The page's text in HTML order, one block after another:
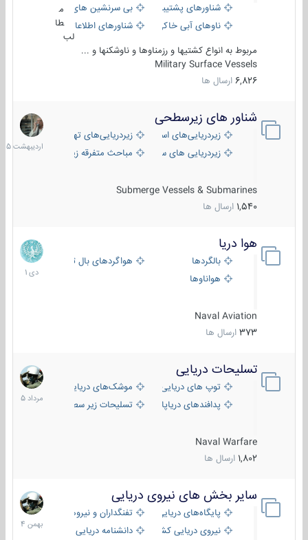
شناورهای پشتیبانی
بی سرنشین های دریایی
ناوهای آبی خاکی و نیروبرشناورهای اطلاعاتی و جاسوسی
طا
لب
مربوط به انواع کشتیها و رزمناوها و ناوشکنها و ...
Military Surface Vessels
6,826 ارسال ها
شناور های زیرسطحی
زیردریایی‌های استراتژیکزیردریایی‌های تهاجمی
زیردریایی های سبک
مباحث متفرقه زیرسطحی
Submerge Vessels & Submarines
1,540 ارسال ها
31
1405
هوا دریا
بالگردها
هواگردهای بال ثابت
هواناوها
Naval Aviation
373 ارسال ها
12
دی
1401
تسلیحات دریایی
توپ های دریایی
موشک‌های دریایی
پدافندهای دریاپایه
تسلیحات زیر سطحی
Naval Warfare
1,802 ارسال ها
2
مرداد
1405
سایر بخش های نیروی دریایی
پایگاه‌های دریایی
تفنگداران و نیروهای ویژه‌ی دریایی
نیروی دریایی کشورهای مختلفدانشنامه دریایی
22
بهمن
1404